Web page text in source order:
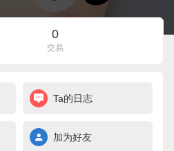
0
交易
Ta的日志
加为好友